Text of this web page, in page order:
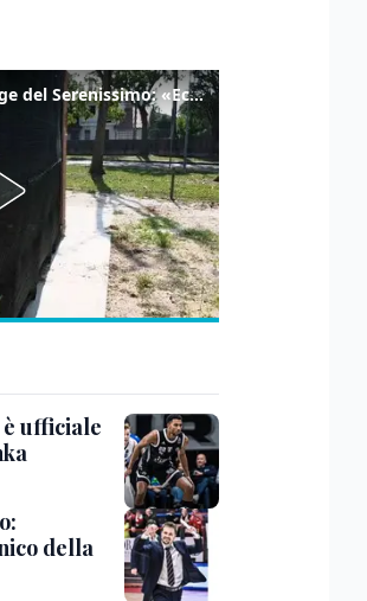
Il tanko del 2014 nel garage del Serenissimo: «Ecco come potevamo resistere per qualche giornata»
ufficiale
della